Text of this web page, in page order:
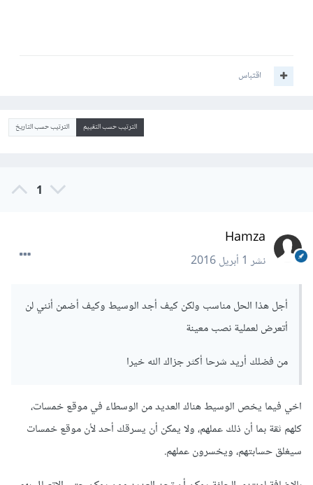
اقتباس
الترتيب حسب التقييم الترتيب حسب التاريخ
1
Hamza
نشر1 أبريل 2016
أجل هذا الحل مناسب ولكن كيف أجد الوسيط وكيف أضمن أنني لن
أتعرض لعملية نصب معينة
من فضلك أريد شرحا أكثر جزاك الله خيرا
اخي فيما يخص الوسيط هناك العديد من الوسطاء في موقع خمسات،
كلهم ثقة بما أن ذلك عملهم، ولا يمكن أن يسرقك أحد لأن موقع خمسات
سيغلق حسابتهم، ويخسرون عملهم.